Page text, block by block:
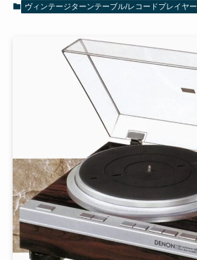
ヴィンテージターンテーブル/レコードプレイヤー